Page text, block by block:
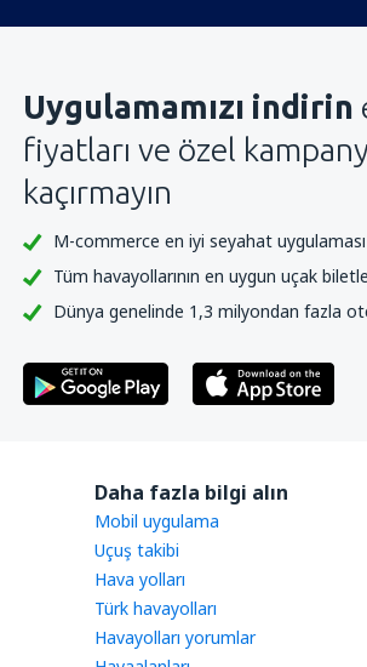
Uygulamamızı indirin
fiyatları ve özel
kaçırmayın
M-commerce en iyi seyahat uygulaması
Tüm havayollarının en uygun uçak
Dünya genelinde 1,3 milyondan fazla
Daha fazla bilgi alın
Mobil uygulama
Uçuş takibi
Hava yolları
Türk havayolları
Havayolları yorumlar